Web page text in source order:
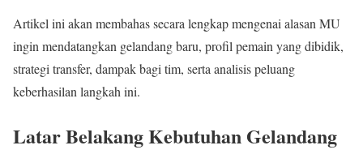
Artikel ini akan membahas secara lengkap mengenai alasan MU
ingin mendatangkan gelandang baru, profil pemain yang dibidik,
strategi transfer, dampak bagi tim, serta analisis peluang
keberhasilan langkah ini.
Latar Belakang Kebutuhan Gelandang